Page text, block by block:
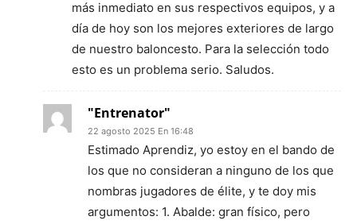
más inmediato en sus respectivos equipos, y a
día de hoy son los mejores exteriores de largo
de nuestro baloncesto. Para la selección todo
esto es un problema serio. Saludos.
"Entrenator"
22 agosto 2025 En 16:48
Estimado Aprendiz, yo estoy en el bando de
los que no consideran a ninguno de los que
nombras jugadores de élite, y te doy mis
argumentos: 1. Abalde: gran físico, pero